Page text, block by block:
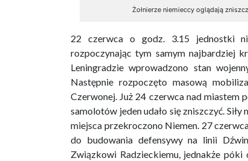
Żołnierze niemieccy oglądają
22 czerwca o godz. 3.15 jednostki
rozpoczynając tym samym najbardziej
Leningradzie wprowadzono stan
Następnie rozpoczęto masową
Czerwonej. Już 24 czerwca nad miastem
samolotów jeden udało się zniszczyć.
miejsca przekroczono Niemen. 27
do budowania defensywy na linii
Związkowi Radzieckiemu, jednakże